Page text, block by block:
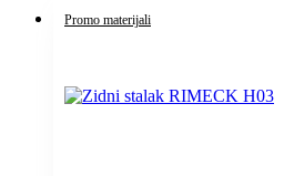
Promo materijali